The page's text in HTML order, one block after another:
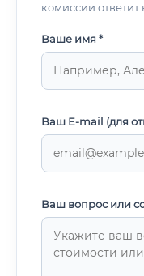
комиссии
Ваше имя *
Ваш E-mail (для
Ваш вопрос или